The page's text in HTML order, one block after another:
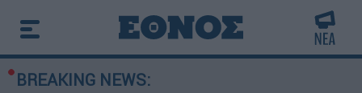
BREAKING NEWS: